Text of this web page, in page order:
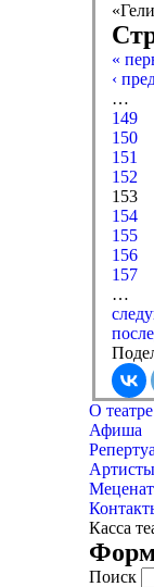
«
‹
…
149
150
151
152
153
154
155
156
157
…
О театре
Афиша
Артисты
Касса
Поиск